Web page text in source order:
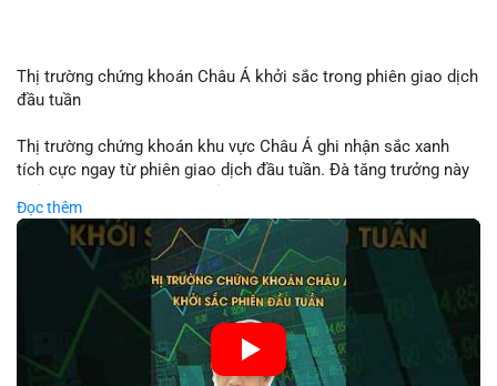
Thị trường chứng khoán Châu Á khởi sắc trong phiên giao dịch
đầu tuần
Thị trường chứng khoán khu vực Châu Á ghi nhận sắc xanh
tích cực ngay từ phiên giao dịch đầu tuần. Đà tăng trưởng này
kinh tế ổn định. Chỉ số KOSPI cùng nhiều mã cổ phiếu lớn dẫn
dắt đà hồi phục của toàn thị trường. Nhà đầu tư cần theo dõi
sát diễn biến dòng tiền để tận dụng cơ hội trong các phiên tới.
🎥 Xem video trực tiếp tại:
Nguồn: Tài chính & Kinh doanh
Đọc thêm